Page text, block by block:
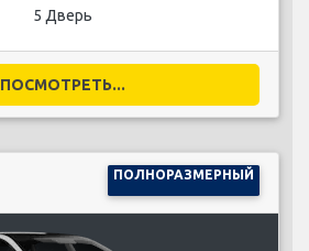
5 Дверь
ПОСМОТРЕТЬ...
ПОЛНОРАЗМЕРНЫЙ